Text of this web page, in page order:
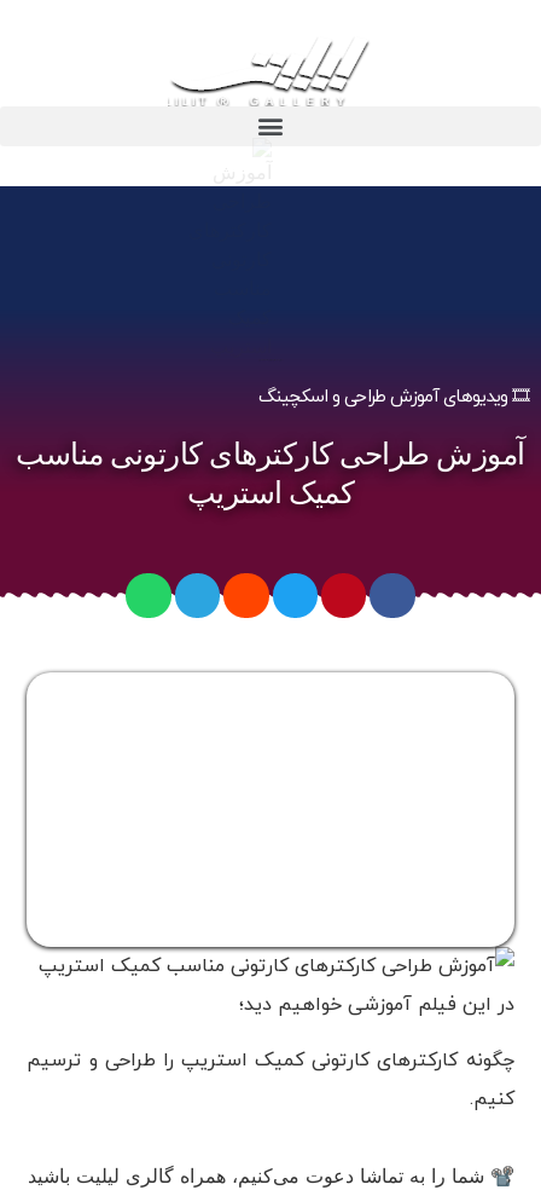
🎞️ ویدیوهای آموزش طراحی و اسکچینگ
آموزش طراحی کارکترهای کارتونی مناسب
کمیک استریپ
در این فیلم آموزشی خواهیم دید؛
چگونه کارکترهای کارتونی کمیک استریپ را طراحی و ترسیم
کنیم.
📽 شما را به تماشا دعوت می‌کنیم، همراه گالری لیلیت باشید